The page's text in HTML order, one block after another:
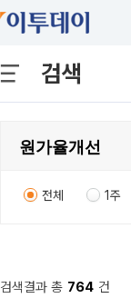
검색
전체 1주
검색결과 총 764 건